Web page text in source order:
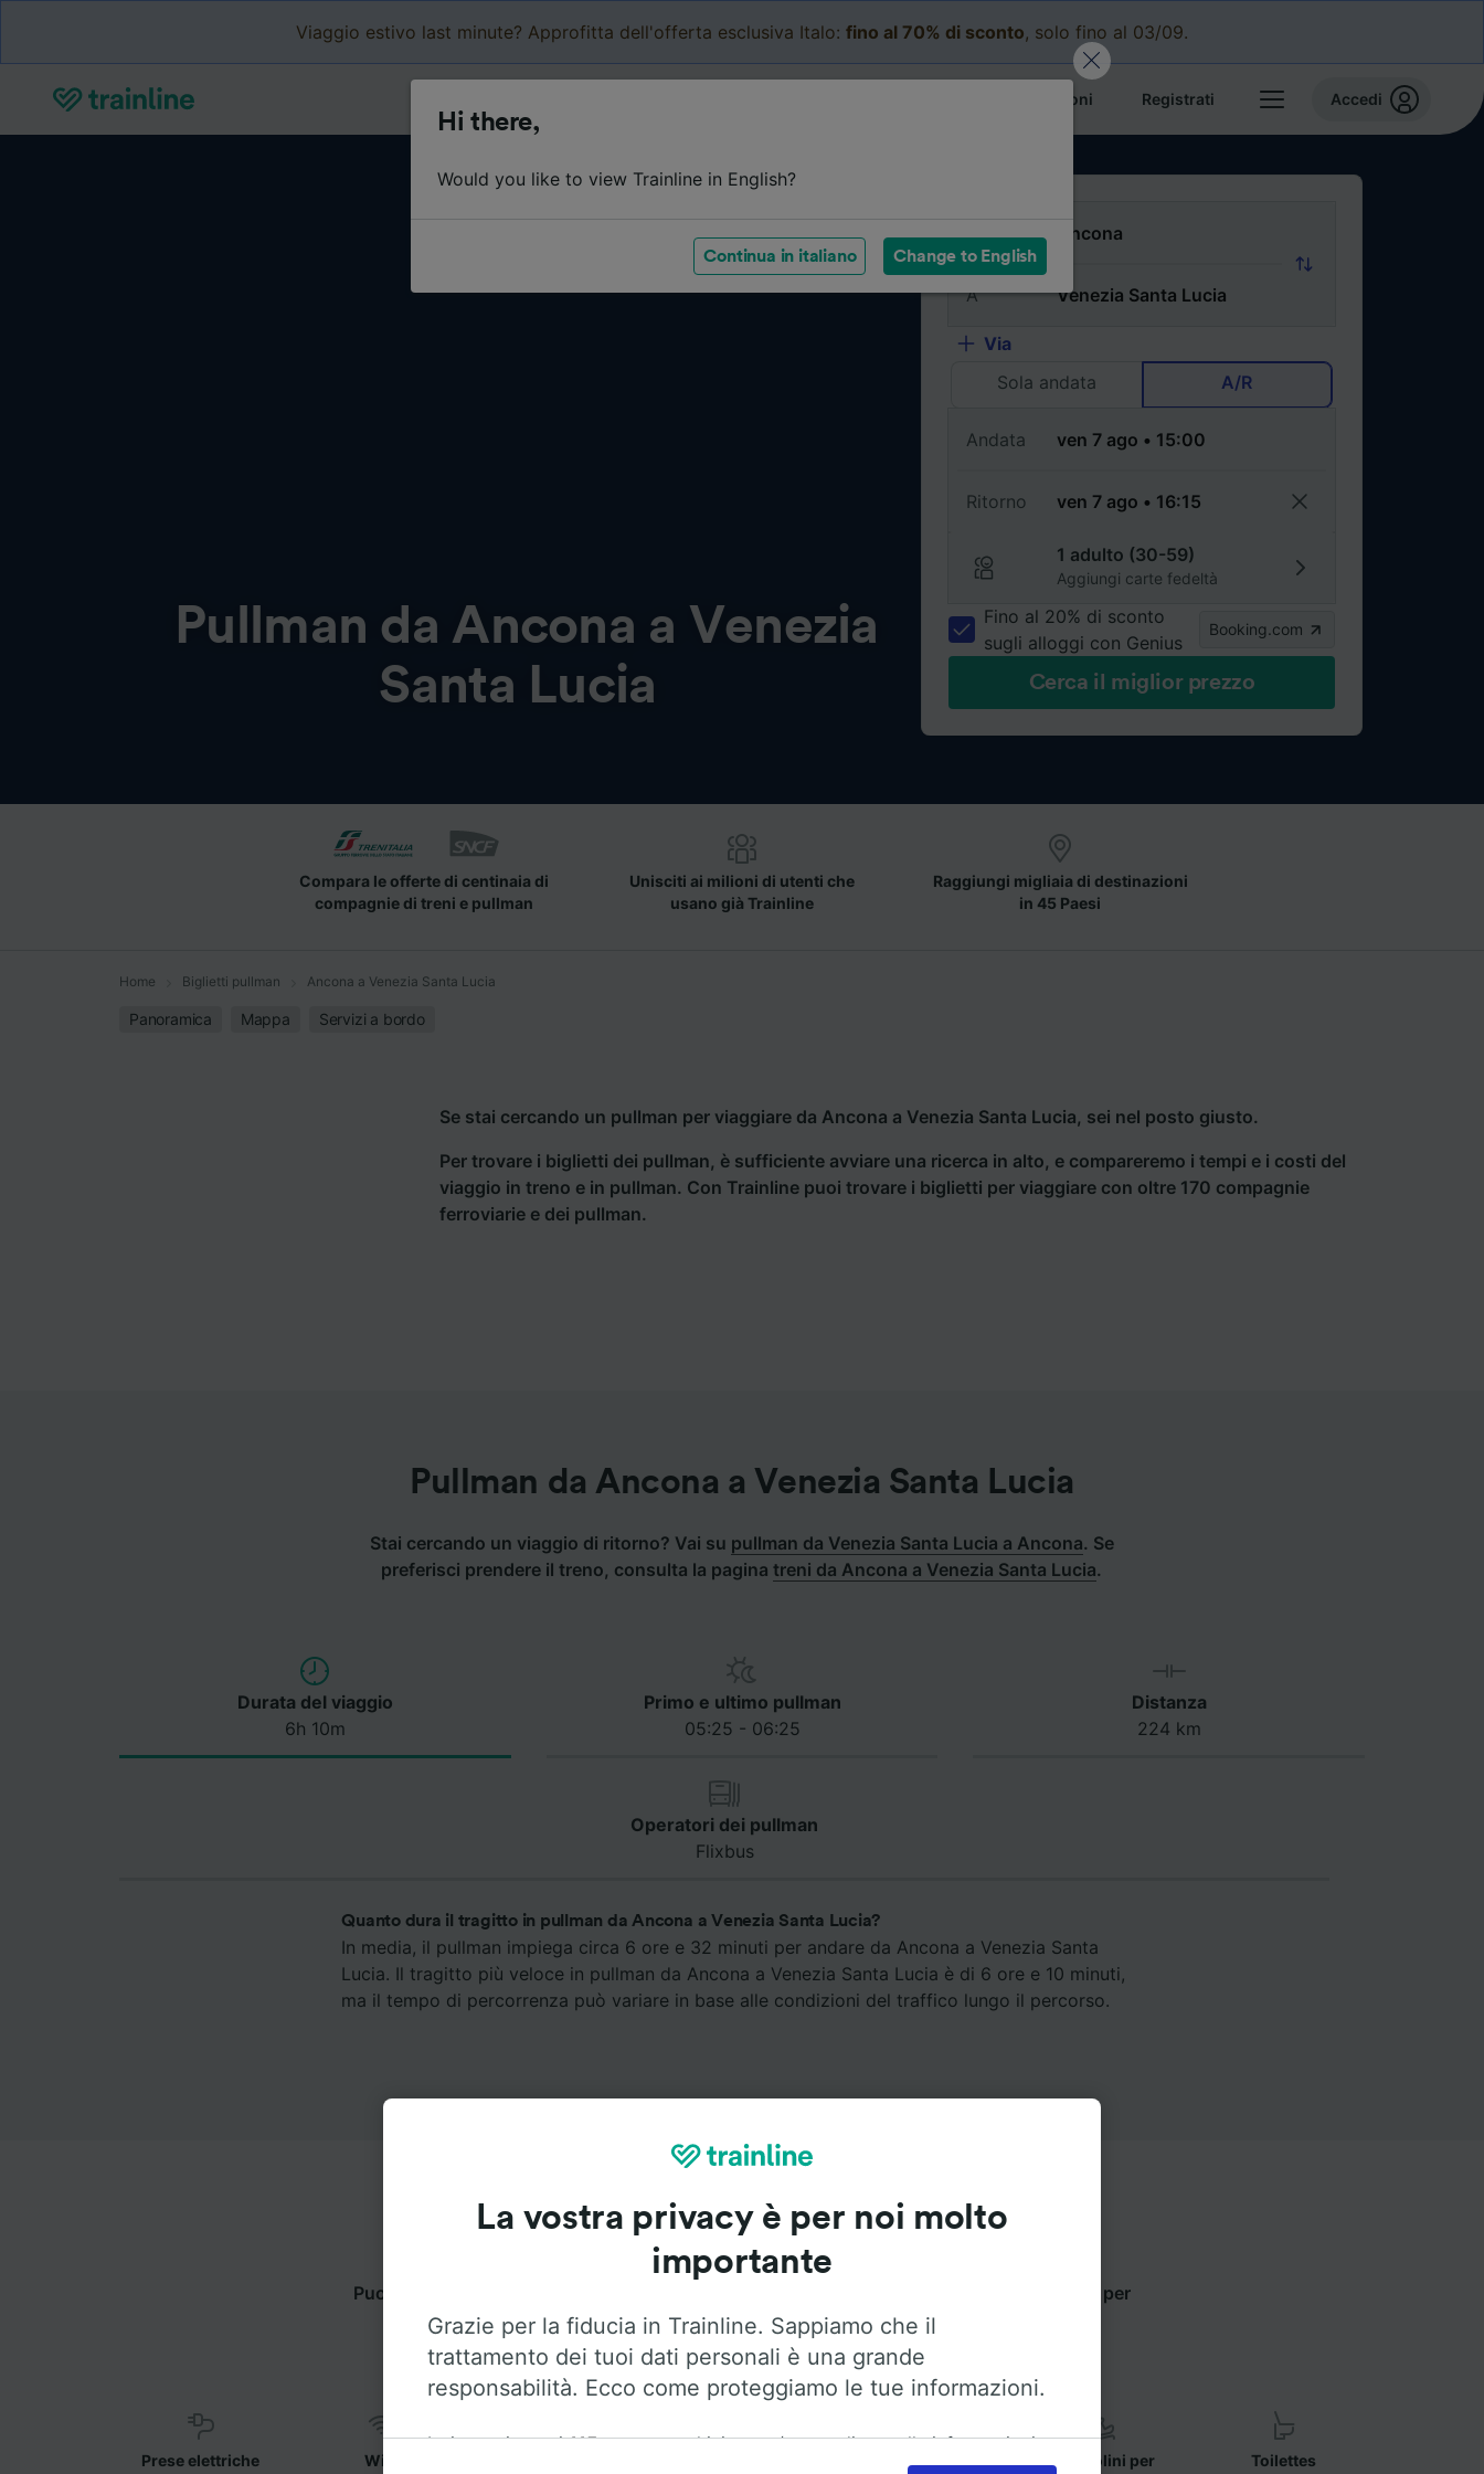
Viaggio estivo last minute? Approfitta dell'offerta esclusiva Italo: fino al 70% di sconto, solo fino al 03/09.
Le mie prenotazioni Registrati Accedi
Pullman da Ancona a Venezia
Santa Lucia
Da
A
Via
Sola andata
A/R
Andata
Ritorno
1 adulto (30-59)
Aggiungi carte fedeltà
Fino al 20% di sconto
sugli alloggi con Genius
Booking.com
Cerca il miglior prezzo
Compara le offerte di centinaia di
compagnie di treni e pullman
Unisciti ai milioni di utenti che
usano già Trainline
Raggiungi migliaia di destinazioni
in 45 Paesi
Home Biglietti pullman Ancona a Venezia Santa Lucia
Panoramica Mappa Servizi a bordo
Se stai cercando un pullman per viaggiare da Ancona a Venezia Santa Lucia, sei nel posto giusto.
Per trovare i biglietti dei pullman, è sufficiente avviare una ricerca in alto, e compareremo i tempi e i costi del
viaggio in treno e in pullman. Con Trainline puoi trovare i biglietti per viaggiare con oltre 170 compagnie
ferroviarie e dei pullman.
Pullman da Ancona a Venezia Santa Lucia
Stai cercando un viaggio di ritorno? Vai su pullman da Venezia Santa Lucia a Ancona. Se
preferisci prendere il treno, consulta la paginatreni da Ancona a Venezia Santa Lucia.
Durata del viaggio
6h 10m
Primo e ultimo pullman
05:25 - 06:25
Distanza
224 km
Operatori dei pullman
Flixbus
Quanto dura il tragitto in pullman da Ancona a Venezia Santa Lucia?
In media, il pullman impiega circa 6 ore e 32 minuti per andare da Ancona a Venezia Santa
Lucia. Il tragitto più veloce in pullman da Ancona a Venezia Santa Lucia è di 6 ore e 10 minuti,
ma il tempo di percorrenza può variare in base alle condizioni del traffico lungo il percorso.
Servizi a bordo
Puoi viaggiare da Ancona a Venezia Santa Lucia con
. Utilizza le opzioni qui sotto per
trovare maggiori informazioni sui servizi a bordo.
Prese elettriche WiFi
Seggiolini per
Toilettes
Hi there,
Would you like to view Trainline in English?
Continua in italiano Change to English
La vostra privacy è per noi molto
importante
Grazie per la fiducia in Trainline. Sappiamo che il
trattamento dei tuoi dati personali è una grande
responsabilità. Ecco come proteggiamo le tue informazioni.
Insieme ai nostri115partner archiviamo e/o accediamo alle informazioni
sul dispositivo dell'utente, come gli ID univoci nei cookie, per il